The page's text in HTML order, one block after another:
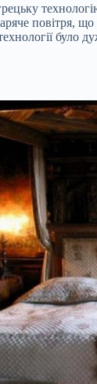
повітря,
було